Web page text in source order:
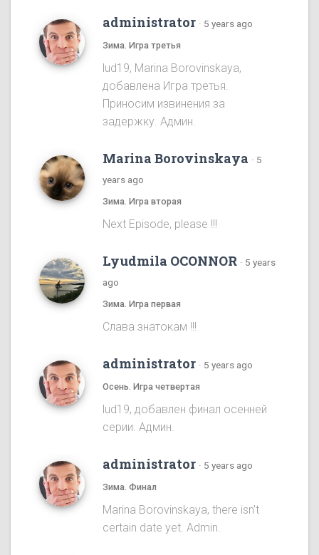
administrator · 5 years ago
Зима. Игра третья
lud19, Marina Borovinskaya,
добавлена Игра третья.
Приносим извинения за
задержку. Админ.
Marina Borovinskaya · 5
years ago
Зима. Игра вторая
Next Episode, please !!!
Lyudmila OCONNOR · 5 years
ago
Зима. Игра первая
Cлава знатокам !!!
administrator · 5 years ago
Осень. Игра четвертая
lud19, добавлен финал осенней
серии. Админ.
administrator · 5 years ago
Зима. Финал
Marina Borovinskaya, there isn't
certain date yet. Admin.